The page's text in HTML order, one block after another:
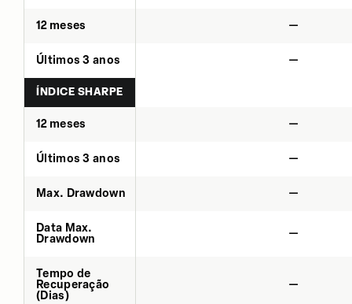
12 meses —
Últimos 3 anos —
ÍNDICE SHARPE
12 meses —
Últimos 3 anos —
Max. Drawdown —
Data Max.
Drawdown
—
Tempo de
Recuperação
(Dias)
—